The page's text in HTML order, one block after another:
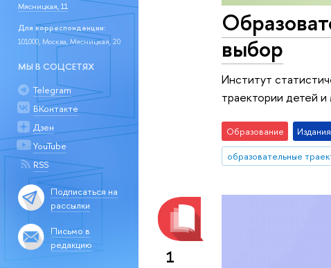
Мясницкая, 11
Для корреспонденции:
101000, Москва, Мясницкая, 20
МЫ В СОЦСЕТЯХ
Telegram
ВКонтакте
Дзен
YouTube
RSS
Подписаться на
рассылки
Письмо в
редакцию
выбор
Институт
траектории детей
Образование Издания
образовательные
1